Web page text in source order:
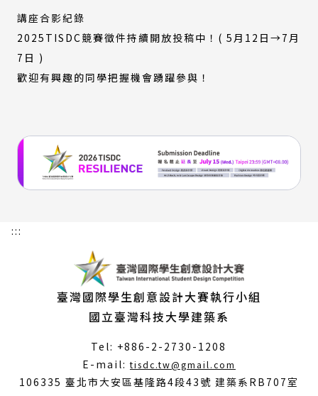
講座合影紀錄
2025TISDC競賽徵件持續開放投稿中！( 5月12日→7月
7日 )
歡迎有興趣的同學把握機會踴躍參與！
:::
臺灣國際學生創意設計大賽執行小組
國立臺灣科技大學建築系
Tel: +886-2-2730-1208
E-mail:tisdc.tw@gmail.com
開
106335 臺北市大安區基隆路4段43號 建築系RB707室